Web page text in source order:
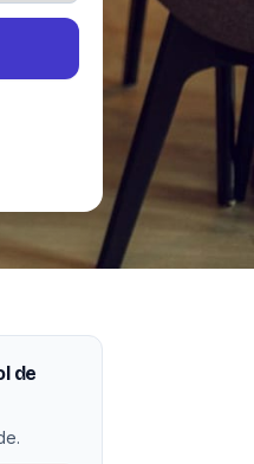
de